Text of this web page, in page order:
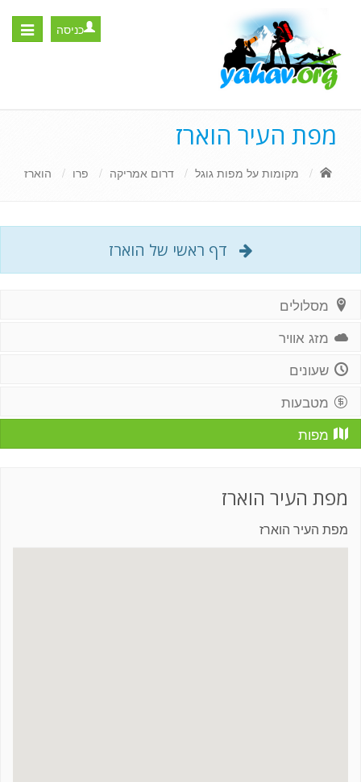
Toggle
כניסה
מפת העיר הוארז
מקומות על מפות גוגל דרום אמריקה פרו הוארז
דף ראשי של הוארז
מסלולים
מזג אוויר
שעונים
מטבעות
מפות
מפת העיר הוארז
מפת העיר הוארז